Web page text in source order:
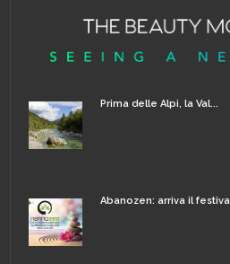
Prima delle Alpi, la Val...
Abanozen: arriva il